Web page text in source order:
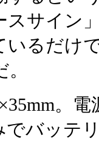
スサイン
いるだけ
。
でバッテ